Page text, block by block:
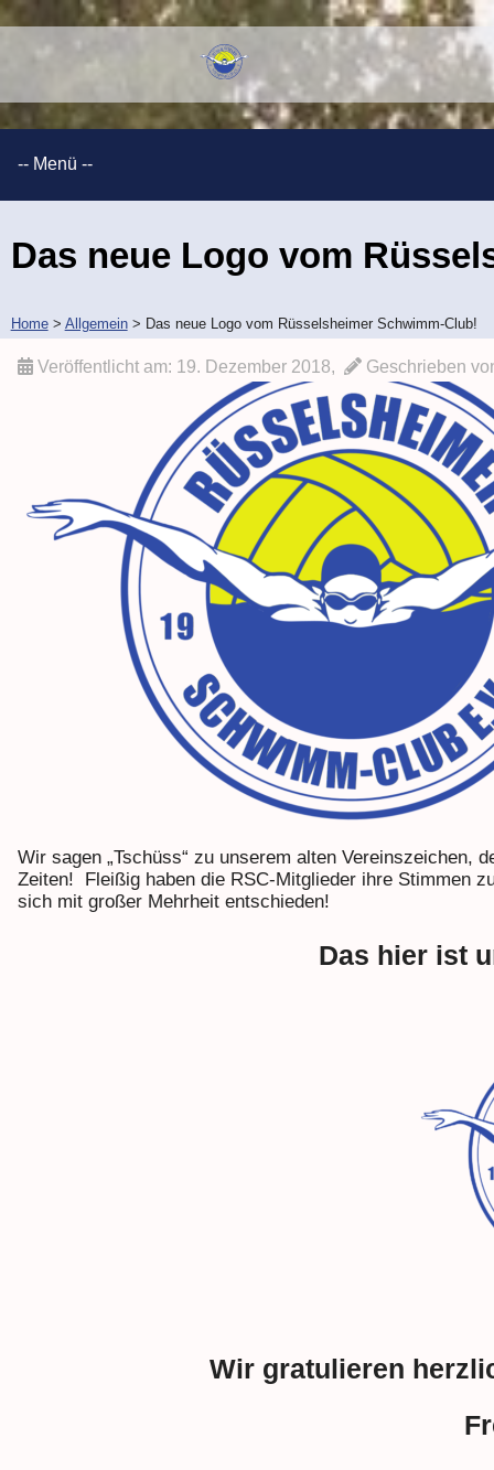
Das neue Logo vom
Home> Allgemein> Das neue Logo vom Rüsselsheimer Schwimm-Club!
Veröffentlicht am: 19. Dezember 2018, Geschrieben
Wir sagen „Tschüss“ zu unserem alten Vereinszeichen,
Zeiten! Fleißig haben die RSC-Mitglieder ihre Stimmen
sich mit großer Mehrheit entschieden!
Das hier ist
Wir gratulieren